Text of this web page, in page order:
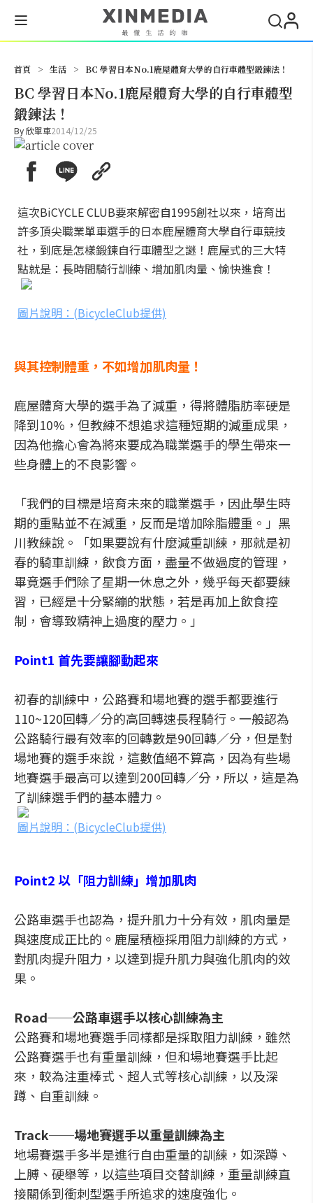
首頁 > 生活 > BC 學習日本No.1鹿屋體育大學的自行車體型鍛鍊法！
BC 學習日本No.1鹿屋體育大學的自行車體型
鍛鍊法！
By欣單車2014/12/25
這次BiCYCLE CLUB要來解密自1995創社以來，培育出
許多頂尖職業單車選手的日本鹿屋體育大學自行車競技
社，到底是怎樣鍛鍊自行車體型之謎！鹿屋式的三大特
點就是：長時間騎行訓練、增加肌肉量、愉快進食！
圖片說明：(BicycleClub提供)
與其控制體重，不如增加肌肉量！
鹿屋體育大學的選手為了減重，得將體脂肪率硬是
降到10%，但教練不想追求這種短期的減重成果，
因為他擔心會為將來要成為職業選手的學生帶來一
些身體上的不良影響。
「我們的目標是培育未來的職業選手，因此學生時
期的重點並不在減重，反而是增加除脂體重。」黑
川教練說。「如果要說有什麼減重訓練，那就是初
春的騎車訓練，飲食方面，盡量不做過度的管理，
畢竟選手們除了星期一休息之外，幾乎每天都要練
習，已經是十分緊繃的狀態，若是再加上飲食控
制，會導致精神上過度的壓力。」
Point1 首先要讓腳動起來
初春的訓練中，公路賽和場地賽的選手都要進行
110~120回轉／分的高回轉速長程騎行。一般認為
公路騎行最有效率的回轉數是90回轉／分，但是對
場地賽的選手來說，這數值絕不算高，因為有些場
地賽選手最高可以達到200回轉／分，所以，這是為
了訓練選手們的基本體力。
圖片說明：(BicycleClub提供)
Point2 以「阻力訓練」增加肌肉
公路車選手也認為，提升肌力十分有效，肌肉量是
與速度成正比的。鹿屋積極採用阻力訓練的方式，
對肌肉提升阻力，以達到提升肌力與強化肌肉的效
果。
Road──公路車選手以核心訓練為主
公路賽和場地賽選手同樣都是採取阻力訓練，雖然
公路賽選手也有重量訓練，但和場地賽選手比起
來，較為注重棒式、超人式等核心訓練，以及深
蹲、自重訓練。
Track──場地賽選手以重量訓練為主
地場賽選手多半是進行自由重量的訓練，如深蹲、
上膊、硬舉等，以這些項目交替訓練，重量訓練直
接關係到衝刺型選手所追求的速度強化。